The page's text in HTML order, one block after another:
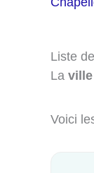
Liste
La ville
Voici